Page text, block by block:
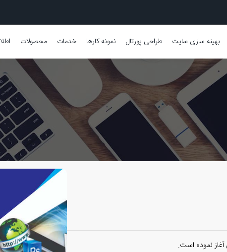
بهینه سازی سایت طراحی پورتال نمونه کارها خدمات محصولات